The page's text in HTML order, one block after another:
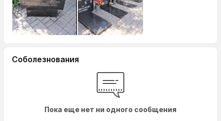
Соболезнования
Пока еще нет ни одного сообщения